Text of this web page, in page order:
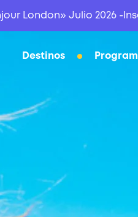
London» Julio 2026 -
Destinos